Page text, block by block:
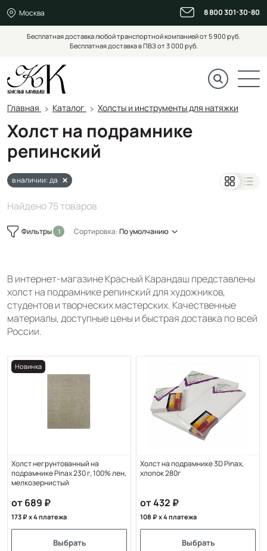
Москва 8 800 301-30-80
Бесплатная доставка любой транспортной компанией от 5 900 руб.
Бесплатная доставка в ПВЗ от 3 000 руб.
Главная Каталог Холсты и инструменты для натяжки
Холст на подрамнике
репинский
в наличии: да
Найдено 75 товаров
Фильтры Сортировка:По умолчанию
В интернет-магазине Красный Карандаш представлены
холст на подрамнике репинский для художников,
студентов и творческих мастерских. Качественные
материалы, доступные цены и быстрая доставка по всей
России.
Холст негрунтованный на
подрамнике Pinax 230 г, 100% лен,
мелкозернистый
от 689
173 x 4 платежа
Выбрать
Новинка
Холст на подрамнике 3D Pinax,
хлопок 280г
от 432
108 x 4 платежа
Выбрать